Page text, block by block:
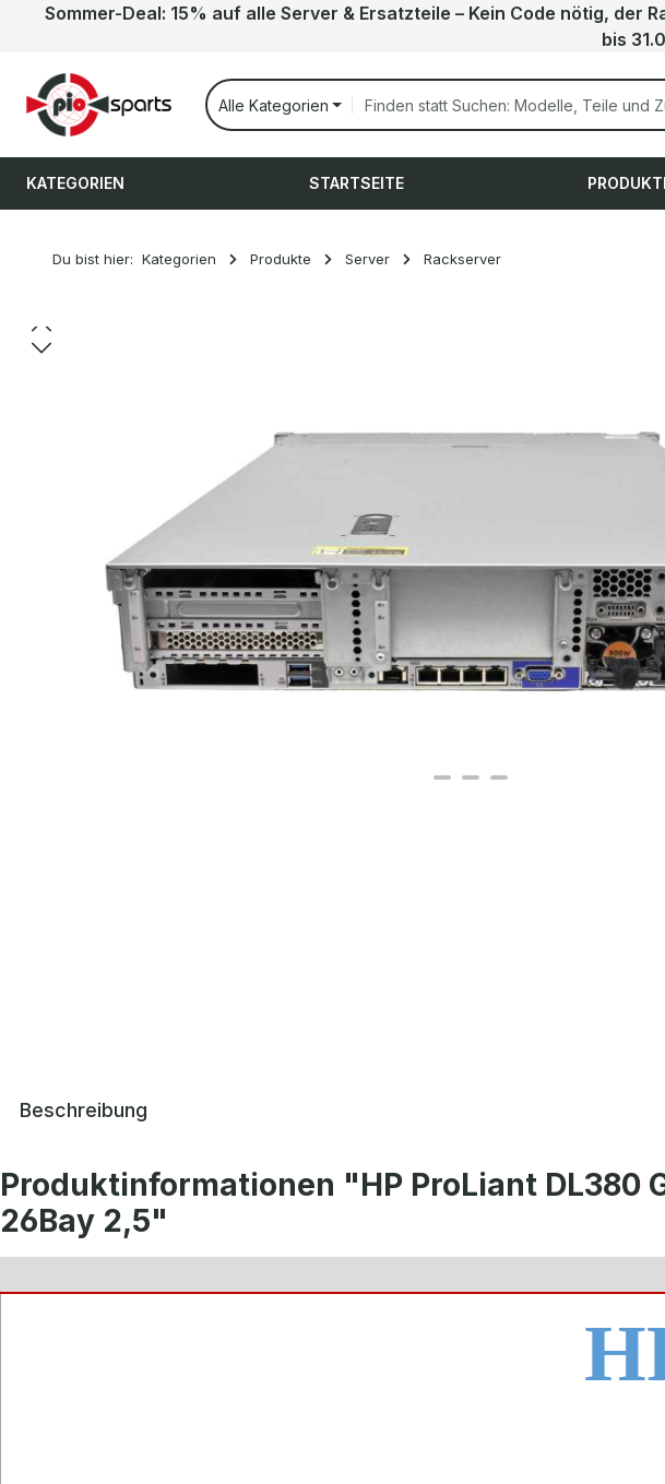
Hauptinhalt springen
Zur Suche springen
Zur Hauptnavigation springen
Sommer-Deal: 15% auf alle Server & Ersatzteile – Kein Code nötig, der
bis
Alle Kategorien
KATEGORIEN STARTSEITE
Du bist hier: Kategorien Produkte Server Rackserver
Bildergalerie überspringen
Beschreibung
Produktinformationen "HP ProLiant DL380
26Bay 2,5"